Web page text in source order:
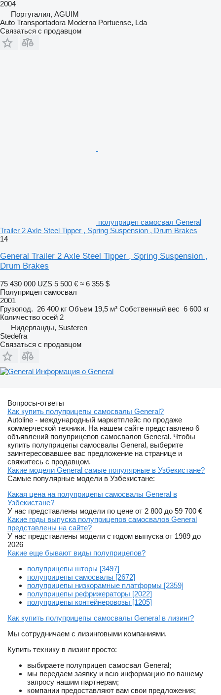
2004
Португалия, AGUIM
Auto Transportadora Moderna Portuense, Lda
Связаться с продавцом
полуприцеп самосвал General
Trailer 2 Axle Steel Tipper , Spring Suspension , Drum Brakes
14
General Trailer 2 Axle Steel Tipper , Spring Suspension ,
Drum Brakes
75 430 000 UZS 5 500 € ≈ 6 355 $
Полуприцеп самосвал
2001
Грузопод. 26 400 кг Объем 19,5 м³ Собственный вес 6 600 кг
Количество осей 2
Нидерланды, Susteren
Stedefra
Связаться с продавцом
Информация о General
Вопросы-ответы
Как купить полуприцепы самосвалы General?
Autoline - международный маркетплейс по продаже
коммерческой техники. На нашем сайте представлено 6
объявлений полуприцепов самосвалов General. Чтобы
купить полуприцепы самосвалы General, выберите
заинтересовавшее вас предложение на странице и
свяжитесь с продавцом.
Какие модели General самые популярные в Узбекистане?
Самые популярные модели в Узбекистане:
Какая цена на полуприцепы самосвалы General в
Узбекистане?
У нас представлены модели по цене от 2 800 до 59 700 €
Какие годы выпуска полуприцепов самосвалов General
представлены на сайте?
У нас представлены модели с годом выпуска от 1989 до
2026
Какие еще бывают виды полуприцепов?
полуприцепы шторы [3497]
полуприцепы самосвалы [2672]
полуприцепы низкорамные платформы [2359]
полуприцепы рефрижераторы [2022]
полуприцепы контейнеровозы [1205]
Как купить полуприцепы самосвалы General в лизинг?
Мы сотрудничаем с лизинговыми компаниями.
Купить технику в лизинг просто:
выбираете полуприцеп самосвал General;
мы передаем заявку и всю информацию по вашему
запросу нашим партнерам;
компании предоставляют вам свои предложения;